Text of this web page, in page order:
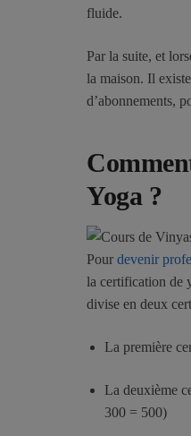
fluide.
Par la suite, et
la maison. Il
d’abonnements,
Yoga ?
Pour devenir
la certification de
divise en deux
La première
La deuxième
300 = 500)